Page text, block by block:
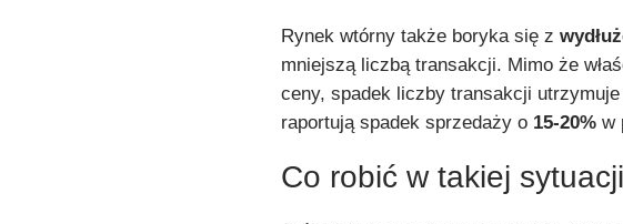
Rynek wtórny także boryka się z
mniejszą liczbą transakcji. Mimo że
ceny, spadek liczby transakcji
raportują spadek sprzedaży o 15-20% w
Co robić w takiej